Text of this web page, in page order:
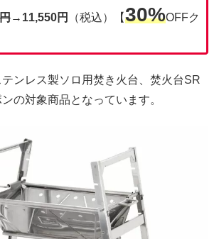
円→ 11,550円 （税込）【30%OFFク
ンレス製ソロ用焚き火台、焚火台SR
の対象商品となっています。